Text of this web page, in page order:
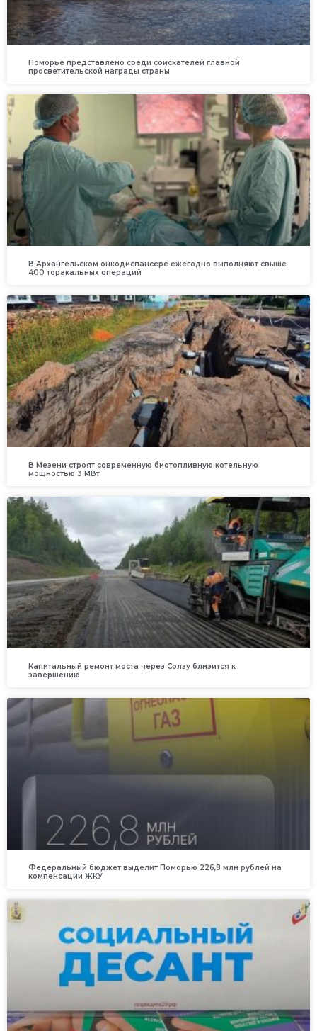
Поморье представлено среди соискателей главной
просветительской награды страны
В Архангельском онкодиспансере ежегодно выполняют свыше
400 торакальных операций
В Мезени строят современную биотопливную котельную
мощностью 3 МВт
Капитальный ремонт моста через Солзу близится к
завершению
Федеральный бюджет выделит Поморью 226,8 млн рублей на
компенсации ЖКУ